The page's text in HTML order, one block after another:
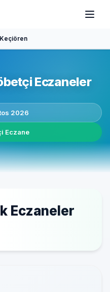
Keçiören
Eczaneler
2026
Eczane
Eczaneler